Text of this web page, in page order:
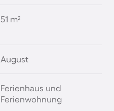
51 m²
August
Ferienhaus und
Ferienwohnung